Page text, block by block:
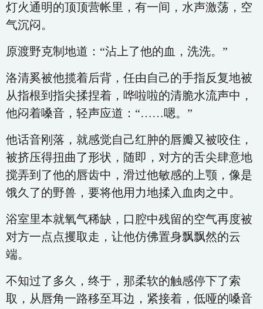
灯火通明的顶顶营帐里，有一间，水声激荡，空
气沉闷。
原渡野克制地道：“沾上了他的血，洗洗。”
洛清奚被他揽着后背，任由自己的手指反复地被
从指根到指尖揉捏着，哗啦啦的清脆水流声中，
他闷着嗓音，轻声应道：“……嗯。”
他话音刚落，就感觉自己红肿的唇瓣又被咬住，
被挤压得扭曲了形状，随即，对方的舌尖肆意地
搅弄到了他的唇齿中，滑过他敏感的上颚，像是
饿久了的野兽，要将他用力地揉入血肉之中。
浴室里本就氧气稀缺，口腔中残留的空气再度被
对方一点点攫取走，让他仿佛置身飘飘然的云
端。
不知过了多久，终于，那柔软的触感停下了索
取，从唇角一路移至耳边，紧接着，低哑的嗓音